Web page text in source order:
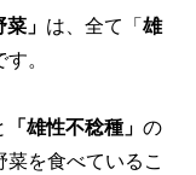
」 は、全て「雄
。
「雄性不稔種」 の
菜を食べているこ